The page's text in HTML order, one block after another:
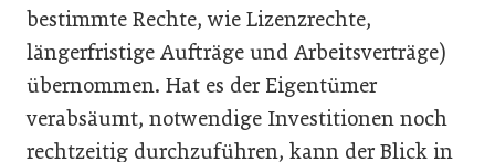
bestimmte Rechte, wie Lizenzrechte,
längerfristige Aufträge und Arbeitsverträge)
übernommen. Hat es der Eigentümer
verabsäumt, notwendige Investitionen noch
rechtzeitig durchzuführen, kann der Blick in